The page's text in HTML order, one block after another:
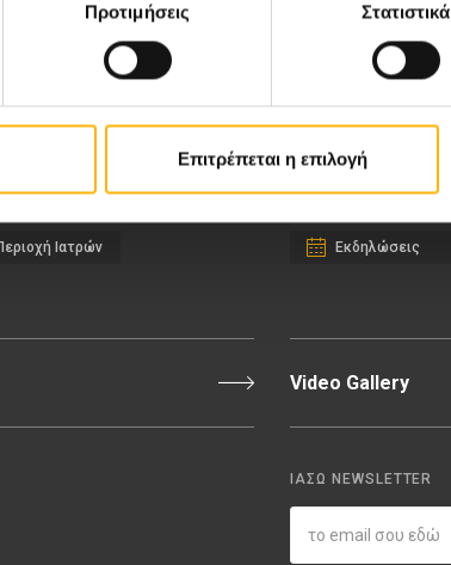
Προτιμήσεις Στατιστικά
Επιτρέπεται η επιλογή
Ιατρών
Medical Directory
Ευκαιρίες Καριέρας
Εκδηλώσεις
Video Gallery
ΙΑΣΩ NEWSLETTER